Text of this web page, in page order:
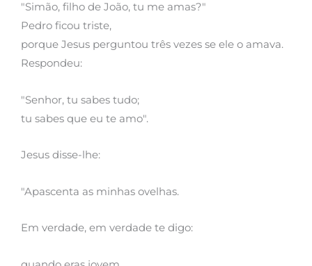
"Simão, filho de João, tu me amas?"
Pedro ficou triste,
porque Jesus perguntou três vezes se ele o amava.
Respondeu:
"Senhor, tu sabes tudo;
tu sabes que eu te amo".
Jesus disse-lhe:
"Apascenta as minhas ovelhas.
Em verdade, em verdade te digo: